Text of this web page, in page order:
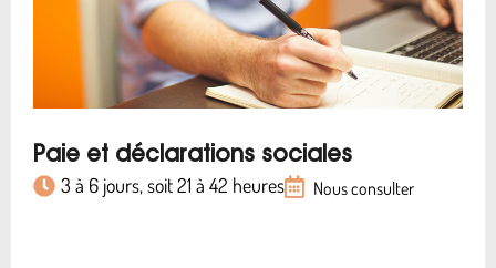
Paie et déclarations sociales
3 à 6 jours, soit 21 à 42 heures Nous consulter